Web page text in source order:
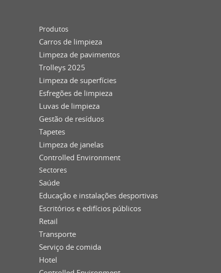
Produtos
Carros de limpieza
Limpeza de pavimentos
Trolleys 2025
Limpeza de superfícies
Esfregões de limpieza
Luvas de limpieza
Gestão de resíduos
Tapetes
Limpeza de janelas
Controlled Environment
Sectores
Saúde
Educação e instalações desportivas
Escritórios e edifícios públicos
Retail
Transporte
Serviço de comida
Hotel